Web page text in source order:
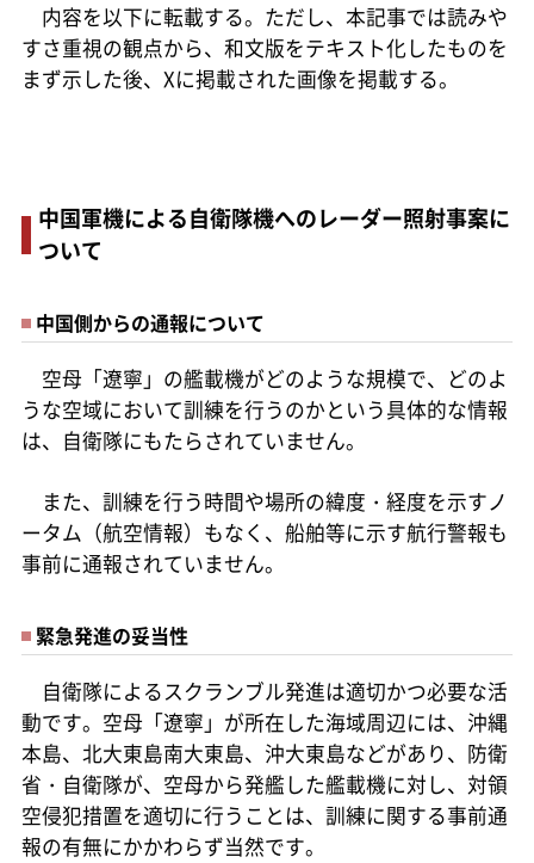
内容を以下に転載する。ただし、本記事では読みや
すさ重視の観点から、和文版をテキスト化したものを
まず示した後、Xに掲載された画像を掲載する。
中国軍機による自衛隊機へのレーダー照射事案に
ついて
中国側からの通報について
空母「遼寧」の艦載機がどのような規模で、どのよ
うな空域において訓練を行うのかという具体的な情報
は、自衛隊にもたらされていません。
また、訓練を行う時間や場所の緯度・経度を示すノ
ータム（航空情報）もなく、船舶等に示す航行警報も
事前に通報されていません。
緊急発進の妥当性
自衛隊によるスクランブル発進は適切かつ必要な活
動です。空母「遼寧」が所在した海域周辺には、沖縄
本島、北大東島南大東島、沖大東島などがあり、防衛
省・自衛隊が、空母から発艦した艦載機に対し、対領
空侵犯措置を適切に行うことは、訓練に関する事前通
報の有無にかかわらず当然です。